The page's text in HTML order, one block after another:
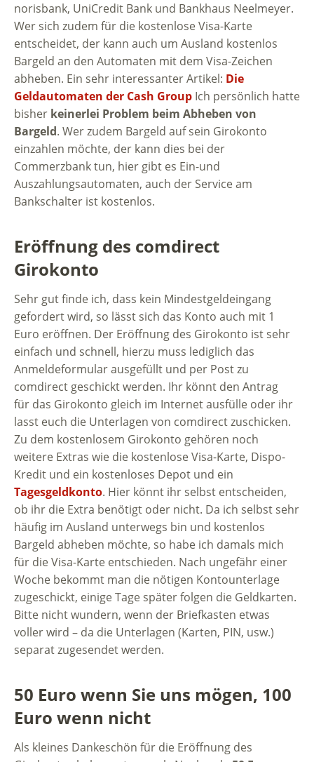
norisbank, UniCredit Bank und Bankhaus Neelmeyer.
Wer sich zudem für die kostenlose Visa-Karte
entscheidet, der kann auch um Ausland kostenlos
Bargeld an den Automaten mit dem Visa-Zeichen
abheben. Ein sehr interessanter Artikel: Die
Geldautomaten der Cash Group Ich persönlich hatte
bisher keinerlei Problem beim Abheben von
Bargeld. Wer zudem Bargeld auf sein Girokonto
einzahlen möchte, der kann dies bei der
Commerzbank tun, hier gibt es Ein-und
Auszahlungsautomaten, auch der Service am
Bankschalter ist kostenlos.
Eröffnung des comdirect
Girokonto
Sehr gut finde ich, dass kein Mindestgeldeingang
gefordert wird, so lässt sich das Konto auch mit 1
Euro eröffnen. Der Eröffnung des Girokonto ist sehr
einfach und schnell, hierzu muss lediglich das
Anmeldeformular ausgefüllt und per Post zu
comdirect geschickt werden. Ihr könnt den Antrag
für das Girokonto gleich im Internet ausfülle oder ihr
lasst euch die Unterlagen von comdirect zuschicken.
Zu dem kostenlosem Girokonto gehören noch
weitere Extras wie die kostenlose Visa-Karte, Dispo-
Kredit und ein kostenloses Depot und ein
Tagesgeldkonto. Hier könnt ihr selbst entscheiden,
ob ihr die Extra benötigt oder nicht. Da ich selbst sehr
häufig im Ausland unterwegs bin und kostenlos
Bargeld abheben möchte, so habe ich damals mich
für die Visa-Karte entschieden. Nach ungefähr einer
Woche bekommt man die nötigen Kontounterlage
zugeschickt, einige Tage später folgen die Geldkarten.
Bitte nicht wundern, wenn der Briefkasten etwas
voller wird – da die Unterlagen (Karten, PIN, usw.)
separat zugesendet werden.
50 Euro wenn Sie uns mögen, 100
Euro wenn nicht
Als kleines Dankeschön für die Eröffnung des